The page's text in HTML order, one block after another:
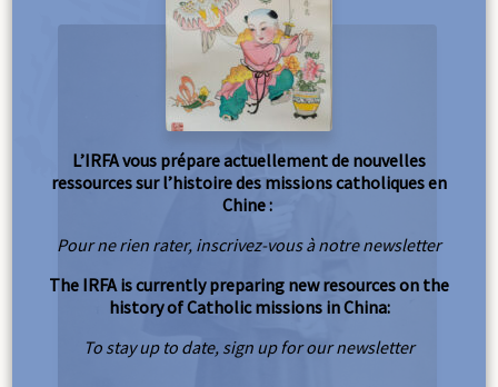
L’IRFA vous prépare actuellement de nouvelles
ressources sur l’histoire des missions catholiques en
Chine :
Pour ne rien rater, inscrivez-vous à notre newsletter
The IRFA is currently preparing new resources on the
history of Catholic missions in China:
To stay up to date, sign up for our newsletter